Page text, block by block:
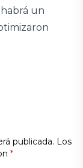
un
publicada. Los
*